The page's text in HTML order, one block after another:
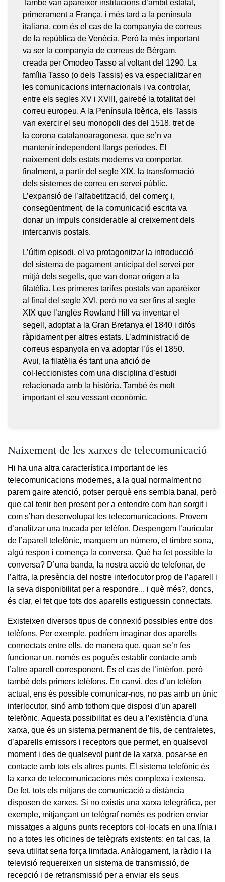
També van aparèixer institucions d’àmbit estatal,
primerament a França, i més tard a la península
italiana, com és el cas de la companyia de correus
de la república de Venècia. Però la més important
va ser la companyia de correus de Bèrgam,
creada per Omodeo Tasso al voltant del 1290. La
família Tasso (o dels Tassis) es va especialitzar en
les comunicacions internacionals i va controlar,
entre els segles XV i XVIII, gairebé la totalitat del
correu europeu. A la Península Ibèrica, els Tassis
van exercir el seu monopoli des del 1518, tret de
la corona catalanoaragonesa, que se’n va
mantenir independent llargs períodes. El
naixement dels estats moderns va comportar,
finalment, a partir del segle XIX, la transformació
dels sistemes de correu en servei públic.
L’expansió de l’alfabetització, del comerç i,
consegüentment, de la comunicació escrita va
donar un impuls considerable al creixement dels
intercanvis postals.
L’últim episodi, el va protagonitzar la introducció
del sistema de pagament anticipat del servei per
mitjà dels segells, que van donar origen a la
filatèlia. Les primeres tarifes postals van aparèixer
al final del segle XVI, però no va ser fins al segle
XIX que l’anglès Rowland Hill va inventar el
segell, adoptat a la Gran Bretanya el 1840 i difós
ràpidament per altres estats. L’administració de
correus espanyola en va adoptar l’ús el 1850.
Avui, la filatèlia és tant una afició de
col·leccionistes com una disciplina d’estudi
relacionada amb la història. També és molt
important el seu vessant econòmic.
Naixement de les xarxes de telecomunicació
Hi ha una altra característica important de les
telecomunicacions modernes, a la qual normalment no
parem gaire atenció, potser perquè ens sembla banal, però
que cal tenir ben present per a entendre com han sorgit i
com s’han desenvolupat les telecomunicacions. Provem
d’analitzar una trucada per telèfon. Despengem l’auricular
de l’aparell telefònic, marquem un número, el timbre sona,
algú respon i comença la conversa. Què ha fet possible la
conversa? D’una banda, la nostra acció de telefonar, de
l’altra, la presència del nostre interlocutor prop de l’aparell i
la seva disponibilitat per a respondre... i què més?, doncs,
és clar, el fet que tots dos aparells estiguessin connectats.
Existeixen diversos tipus de connexió possibles entre dos
telèfons. Per exemple, podríem imaginar dos aparells
connectats entre ells, de manera que, quan se’n fes
funcionar un, només es pogués establir contacte amb
l’altre aparell corresponent. És el cas de l’intèrfon, però
també dels primers telèfons. En canvi, des d’un telèfon
actual, ens és possible comunicar-nos, no pas amb un únic
interlocutor, sinó amb tothom que disposi d’un aparell
telefònic. Aquesta possibilitat es deu a l’existència d’una
xarxa, que és un sistema permanent de fils, de centraletes,
d’aparells emissors i receptors que permet, en qualsevol
moment i des de qualsevol punt de la xarxa, posar-se en
contacte amb tots els altres punts. El sistema telefònic és
la xarxa de telecomunicacions més complexa i extensa.
De fet, tots els mitjans de comunicació a distància
disposen de xarxes. Si no existís una xarxa telegràfica, per
exemple, mitjançant un telègraf només es podrien enviar
missatges a alguns punts receptors col·locats en una línia i
no a totes les oficines de telègrafs existents: en tal cas, la
seva utilitat seria força limitada. Anàlogament, la ràdio i la
televisió requereixen un sistema de transmissió, de
recepció i de retransmissió per a enviar els seus